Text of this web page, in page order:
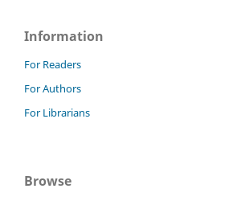
Information
For Readers
For Authors
For Librarians
Browse